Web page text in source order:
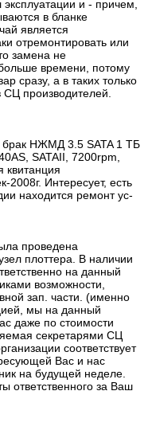
и - причем,
в бланке
является
отремонтировать или
замена не
времени, потому
сразу, а в таких только
производителей.
брак НЖМД 3.5 SATA 1 ТБ
SATAII, 7200rpm,
квитанция
Интересует, есть
находится ремонт ус-
проведена
плоттера. В наличии
на данный
возможности,
зап. части. (именно
мы на данный
даже по стоимости
секретарями СЦ
соответствует
Вас и нас
на будущей неделе.
ответственного за Ваш